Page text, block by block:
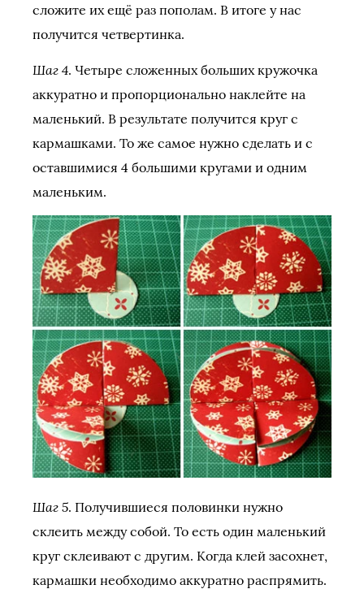
сложите их ещё раз пополам. В итоге у нас
получится четвертинка.
Шаг 4. Четыре сложенных больших кружочка
аккуратно и пропорционально наклейте на
маленький. В результате получится круг с
кармашками. То же самое нужно сделать и с
оставшимися 4 большими кругами и одним
маленьким.
Шаг 5. Получившиеся половинки нужно
склеить между собой. То есть один маленький
круг склеивают с другим. Когда клей засохнет,
кармашки необходимо аккуратно распрямить.